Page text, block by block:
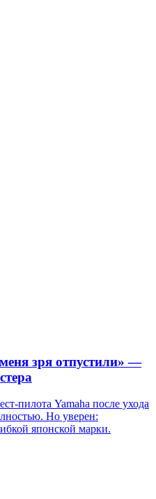
зря отпустили» —
пилота Yamaha после ухода
Но уверен:
японской марки.